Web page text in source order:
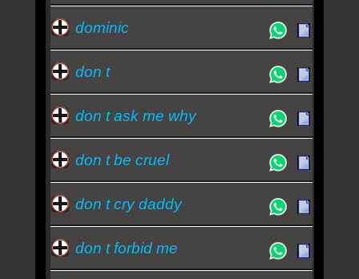
dominic
don t
don t ask me why
don t be cruel
don t cry daddy
don t forbid me